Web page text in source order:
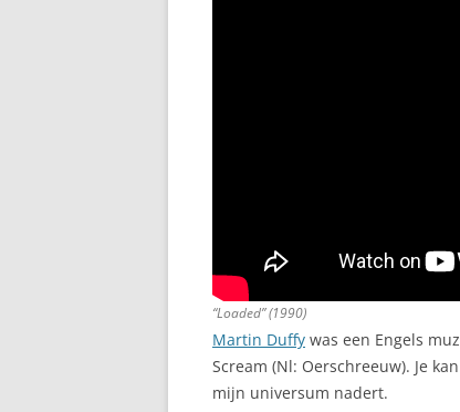
“Loaded” (1990)
Martin Duffy was een Engels
Scream (Nl: Oerschreeuw). Je
mijn universum nadert.